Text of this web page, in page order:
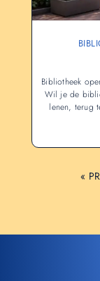
Bibliotheek
Wil je de
lenen, terug
«